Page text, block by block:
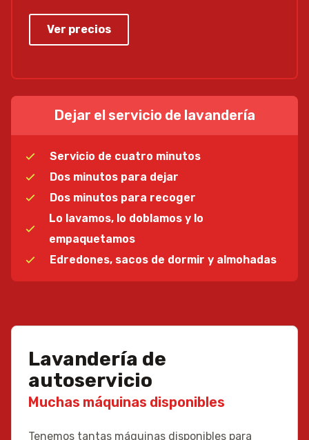
Ver precios
Dejar el servicio de lavandería
Servicio de cuatro minutos
Dos minutos para dejar
Dos minutos para recoger
Lo lavamos, lo doblamos y lo
empaquetamos
Edredones, sacos de dormir y almohadas
Lavandería de
autoservicio
Muchas máquinas disponibles
Tenemos tantas máquinas disponibles para